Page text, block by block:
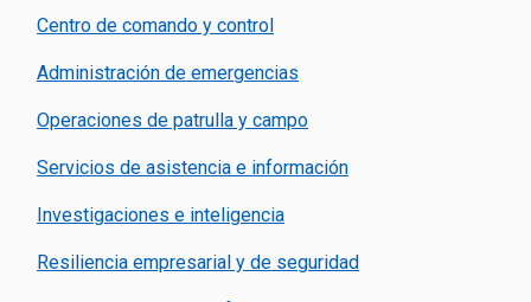
Centro de comando y control
Administración de emergencias
Operaciones de patrulla y campo
Servicios de asistencia e información
Investigaciones e inteligencia
Resiliencia empresarial y de seguridad